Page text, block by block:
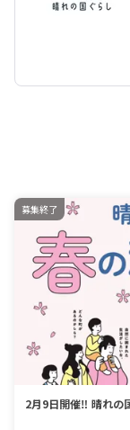
募集終了
2月9日開